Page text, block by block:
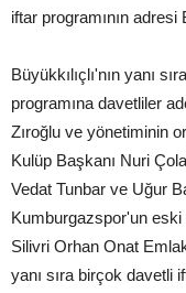
iftar programının adresi
Büyükkılıçlı'nın yanı
programına davetliler
Zıroğlu ve yönetiminin
Kulüp Başkanı Nuri
Vedat Tunbar ve Uğur
Kumburgazspor'un eski
Silivri Orhan Onat
yanı sıra birçok davetli